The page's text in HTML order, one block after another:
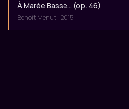
À Marée Basse… (op. 46)
Benoît Menut · 2015